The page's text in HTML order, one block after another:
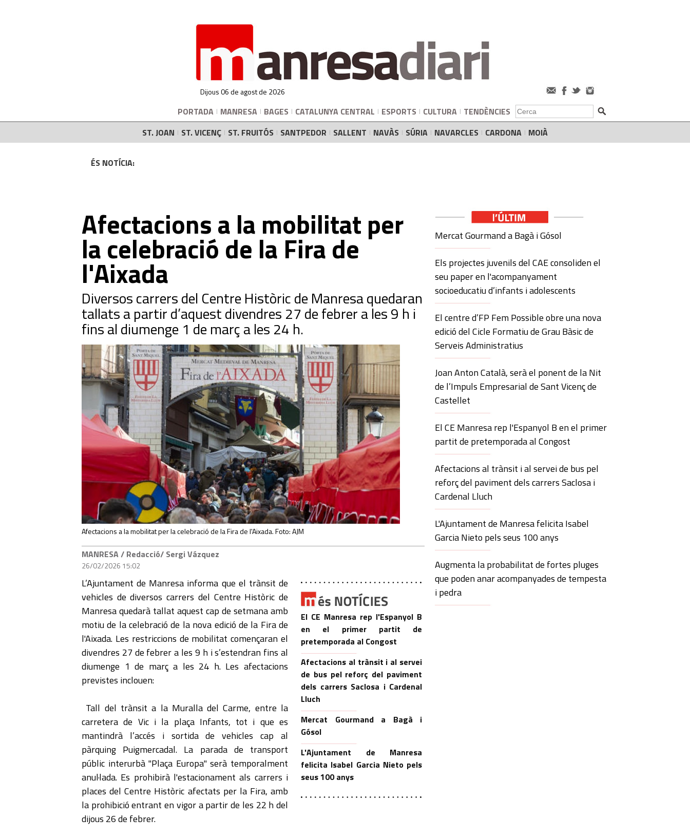
Dijous 06 de agost de 2026
PORTADA MANRESA BAGES CATALUNYA CENTRAL ESPORTS CULTURA TENDÈNCIES
ST. JOAN
ST. VICENÇ ST. FRUITÓS SANTPEDOR SALLENT NAVÀS SÚRIA NAVARCLES CARDONA MOIÀ
ÉS NOTÍCIA:
Afectacions a la mobilitat per
la celebració de la Fira de
l'Aixada
Diversos carrers del Centre Històric de Manresa quedaran
tallats a partir d’aquest divendres 27 de febrer a les 9 h i
fins al diumenge 1 de març a les 24 h.
Afectacions a la mobilitat per la celebració de la Fira de l'Aixada. Foto: AJM
MANRESA/ Redacció/ Sergi Vázquez
26/02/2026 15:02
El CE Manresa rep l'Espanyol B
en el primer partit de
pretemporada al Congost
Afectacions al trànsit i al servei
de bus pel reforç del paviment
dels carrers Saclosa i Cardenal
Lluch
Mercat Gourmand a Bagà i
Gósol
L'Ajuntament de Manresa
felicita Isabel Garcia Nieto pels
seus 100 anys
L’Ajuntament de Manresa informa que el trànsit de
vehicles de diversos carrers del Centre Històric de
Manresa quedarà tallat aquest cap de setmana amb
motiu de la celebració de la nova edició de la Fira de
l'Aixada. Les restriccions de mobilitat començaran el
divendres 27 de febrer a les 9 h i s’estendran fins al
diumenge 1 de març a les 24 h. Les afectacions
previstes inclouen:
Tall del trànsit a la Muralla del Carme, entre la
carretera de Vic i la plaça Infants, tot i que es
mantindrà l’accés i sortida de vehicles cap al
pàrquing Puigmercadal. La parada de transport
públic interurbà "Plaça Europa" serà temporalment
anul·lada. Es prohibirà l'estacionament als carrers i
places del Centre Històric afectats per la Fira, amb
la prohibició entrant en vigor a partir de les 22 h del
dijous 26 de febrer.
Mercat Gourmand a Bagà i Gósol
Els projectes juvenils del CAE consoliden el
seu paper en l'acompanyament
socioeducatiu d’infants i adolescents
El centre d’FP Fem Possible obre una nova
edició del Cicle Formatiu de Grau Bàsic de
Serveis Administratius
Joan Anton Català, serà el ponent de la Nit
de l’Impuls Empresarial de Sant Vicenç de
Castellet
El CE Manresa rep l'Espanyol B en el primer
partit de pretemporada al Congost
Afectacions al trànsit i al servei de bus pel
reforç del paviment dels carrers Saclosa i
Cardenal Lluch
L'Ajuntament de Manresa felicita Isabel
Garcia Nieto pels seus 100 anys
Augmenta la probabilitat de fortes pluges
que poden anar acompanyades de tempesta
i pedra